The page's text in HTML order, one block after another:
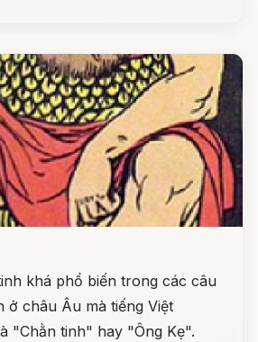
khá phổ biến trong các câu
ở châu Âu mà tiếng Việt
"Chằn tinh" hay "Ông Kẹ".